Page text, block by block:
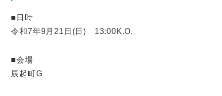
■日時
令和7年9月21日(日) 13:00K.O.
■会場
辰起町G